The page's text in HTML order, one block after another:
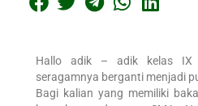
Hallo adik – adik kelas IX
seragamnya berganti menjadi
Bagi kalian yang memiliki